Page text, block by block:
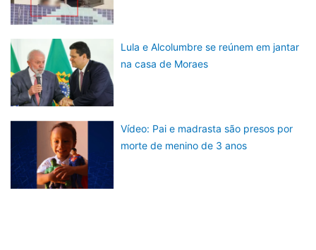
Lula e Alcolumbre se reúnem em jantar
na casa de Moraes
Vídeo: Pai e madrasta são presos por
morte de menino de 3 anos